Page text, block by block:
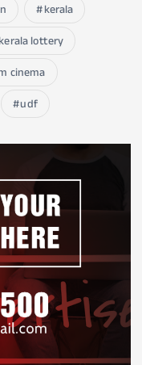
kerala
kerala lottery
cinema
udf